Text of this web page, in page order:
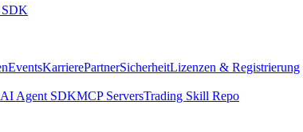
EventsKarrierePartnerSicherheitLizenzen & Registrierung
AI Agent SDKMCP ServersTrading Skill Repo